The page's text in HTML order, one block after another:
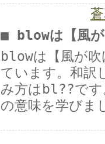
■ blowは【風が
blowは【風が吹
ています。和訳
み方はbl??です
の意味を学びま